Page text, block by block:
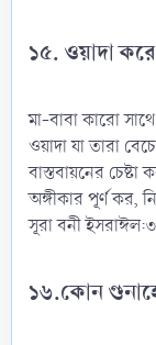
১৫. ওয়াদা
মা-বাবা কারো
ওয়াদা যা তারা
বাস্তবায়নের
অঙ্গীকার পূর্ণ কর,
সূরা বনী
১৬.কোন